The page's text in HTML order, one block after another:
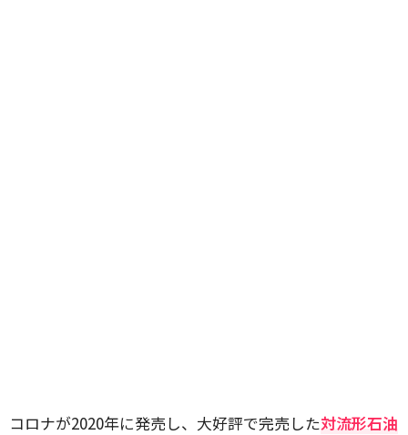
コロナが2020年に発売し、大好評で完売した対流形石油